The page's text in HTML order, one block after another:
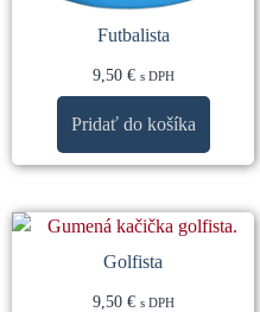
Futbalista
9,50 € s DPH
Pridať do košíka
Golfista
9,50 € s DPH